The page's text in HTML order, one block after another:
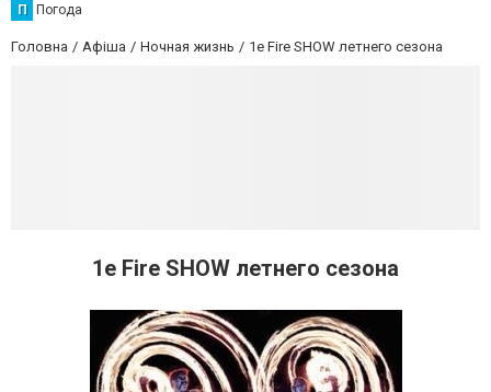
П Погода
Головна Афіша Ночная жизнь 1е Fire SHOW летнего сезона
1е Fire SHOW летнего сезона